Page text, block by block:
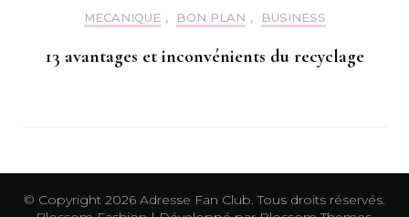
MECANIQUE , BON PLAN , BUSINESS
13 avantages et inconvénients du recyclage
© Copyright 2026 Adresse Fan Club. Tous droits réservés.